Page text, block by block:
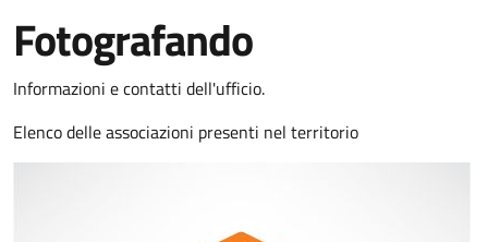
Fotografando
Informazioni e contatti dell'ufficio.
Elenco delle associazioni presenti nel territorio